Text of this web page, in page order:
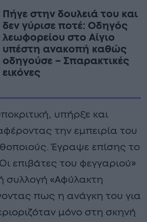
Πήγε στην δουλειά του και
δεν γύρισε ποτέ: Οδηγός
λεωφορείου στο Αίγιο
υπέστη ανακοπή καθώς
οδηγούσε – Σπαρακτικές
εικόνες
υπήρξε και
την εμπειρία του
Έγραψε επίσης το
επιβάτες του φεγγαριού»
συλλογή «Αφύλακτη
πως η ανάγκη του για
μόνο στη σκηνή